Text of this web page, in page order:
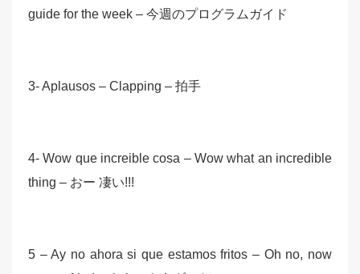
guide for the week – 今週のプログラムガイド
3- Aplausos – Clapping – 拍手
4- Wow que increible cosa – Wow what an incredible
thing – おー 凄い!!!
5 – Ay no ahora si que estamos fritos – Oh no, now